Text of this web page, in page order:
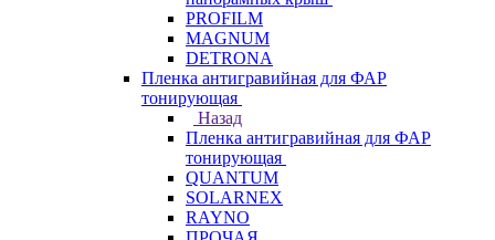
PROFILM
MAGNUM
DETRONA
Пленка антигравийная для ФАР
тонирующая
Назад
Пленка антигравийная для ФАР
тонирующая
QUANTUM
SOLARNEX
RAYNO